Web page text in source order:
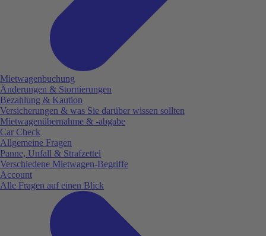
Mietwagenbuchung
Änderungen & Stornierungen
Bezahlung & Kaution
Versicherungen & was Sie darüber wissen sollten
Mietwagenübernahme & -abgabe
Car Check
Allgemeine Fragen
Panne, Unfall & Strafzettel
Verschiedene Mietwagen-Begriffe
Account
Alle Fragen auf einen Blick